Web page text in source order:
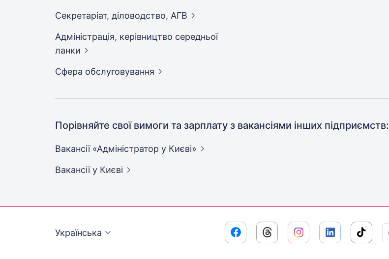
Секретаріат, діловодство, АГВ
Адмiнiстрацiя, керівництво середньої
ланки
Сфера обслуговування
Порівняйте свої вимоги та зарплату з вакансіями інших підприємств:
Вакансії «Адміністратор у Києві»
Вакансіїу Києві
Українська